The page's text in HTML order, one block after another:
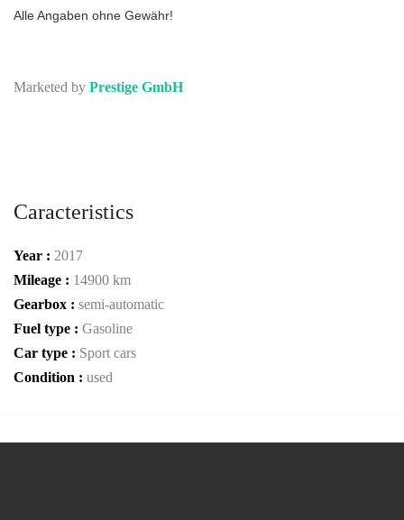
Alle Angaben ohne Gewähr!
Marketed by Prestige GmbH
Caracteristics
Year : 2017
Mileage : 14900 km
Gearbox : semi-automatic
Fuel type : Gasoline
Car type : Sport cars
Condition : used